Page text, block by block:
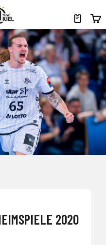
2020